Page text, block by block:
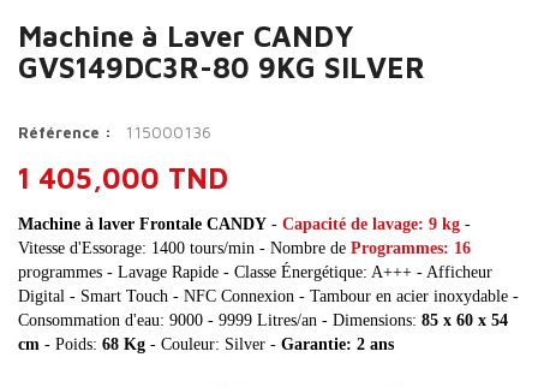
Machine à Laver CANDY
GVS149DC3R-80 9KG SILVER
Référence : 115000136
1 405,000 TND
Machine à laver Frontale CANDY - Capacité de lavage: 9 kg -
Vitesse d'Essorage: 1400 tours/min - Nombre de Programmes: 16
programmes - Lavage Rapide - Classe Énergétique: A+++ - Afficheur
Digital - Smart Touch - NFC Connexion - Tambour en acier inoxydable -
Consommation d'eau: 9000 - 9999 Litres/an - Dimensions: 85 x 60 x 54
cm - Poids: 68 Kg - Couleur: Silver - Garantie: 2 ans